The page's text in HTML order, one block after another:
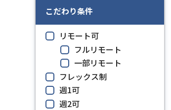
こだわり条件
リモート可
フルリモート
一部リモート
フレックス制
週1可
週2可